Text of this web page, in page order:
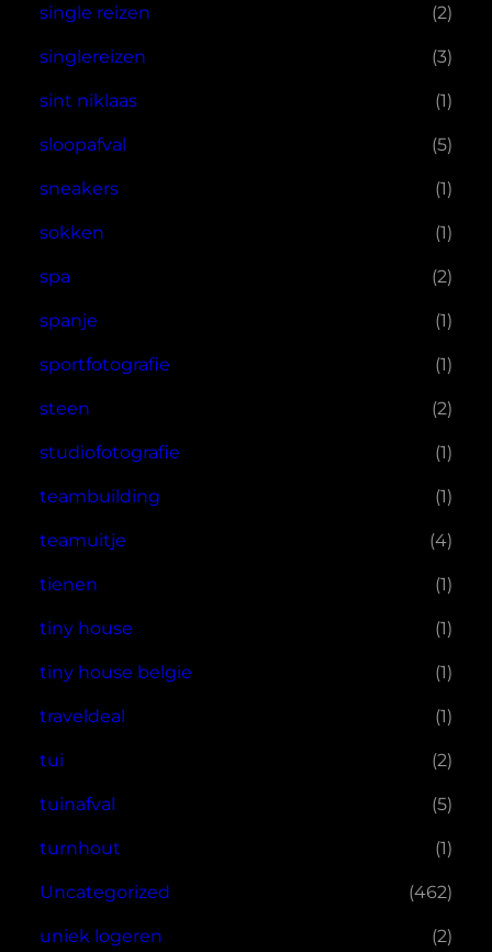
single reizen (2)
singlereizen (3)
sint niklaas (1)
sloopafval (5)
sneakers (1)
sokken (1)
spa (2)
spanje (1)
sportfotografie (1)
steen (2)
studiofotografie (1)
teambuilding (1)
teamuitje (4)
tienen (1)
tiny house (1)
tiny house belgie (1)
traveldeal (1)
tui (2)
tuinafval (5)
turnhout (1)
Uncategorized (462)
uniek logeren (2)